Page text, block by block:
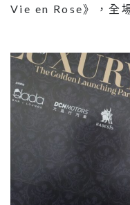
Vie en Rose》，全